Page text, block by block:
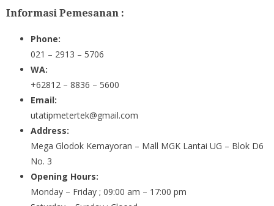
Informasi Pemesanan :
Phone:
021 – 2913 – 5706
WA:
+62812 – 8836 – 5600
Email:
utatipmetertek@gmail.com
Address:
Mega Glodok Kemayoran – Mall MGK Lantai UG – Blok D6
No. 3
Opening Hours:
Monday – Friday ; 09:00 am – 17:00 pm